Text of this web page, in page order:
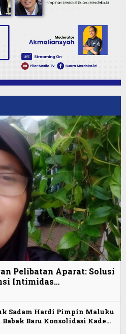
Pelibatan Aparat: Solusi
Intimidas…
Sadam Hardi Pimpin Maluku
Baru Konsolidasi Kade…